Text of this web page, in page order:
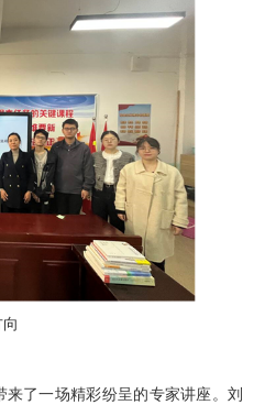
了一场精彩纷呈的专家讲座。刘